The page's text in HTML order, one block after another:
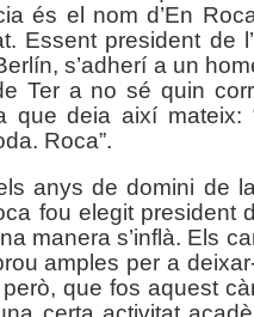
és el nom d’En
Essent president de
s’adherí a un
Ter a no sé quin
que deia així mateix:
Roca”.
anys de domini de
fou elegit president
manera s’inflà. Els
amples per a
que fos aquest